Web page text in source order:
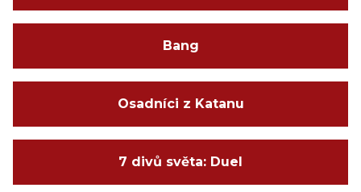
Bang
Osadníci z Katanu
7 divů světa: Duel